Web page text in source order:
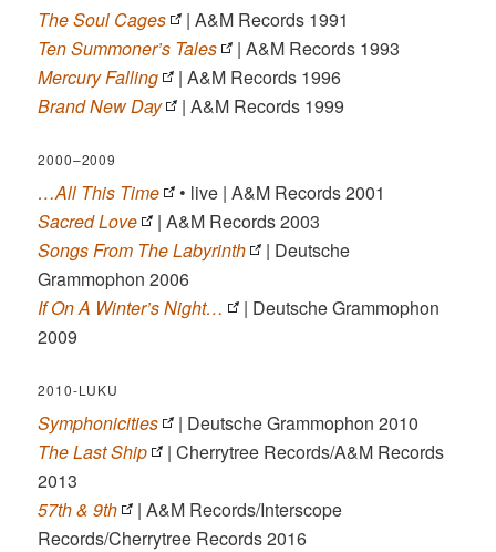
The Soul Cages
| A&M Records 1991
Ten Summoner’s Tales
| A&M Records 1993
Mercury Falling
| A&M Records 1996
Brand New Day
| A&M Records 1999
2000–2009
…All This Time
• live | A&M Records 2001
Sacred Love
| A&M Records 2003
Songs From The Labyrinth
| Deutsche
Grammophon 2006
If On A Winter’s Night…
| Deutsche Grammophon
2009
2010-LUKU
Symphonicities
| Deutsche Grammophon 2010
The Last Ship
| Cherrytree Records/A&M Records
2013
57th & 9th
| A&M Records/Interscope
Records/Cherrytree Records 2016